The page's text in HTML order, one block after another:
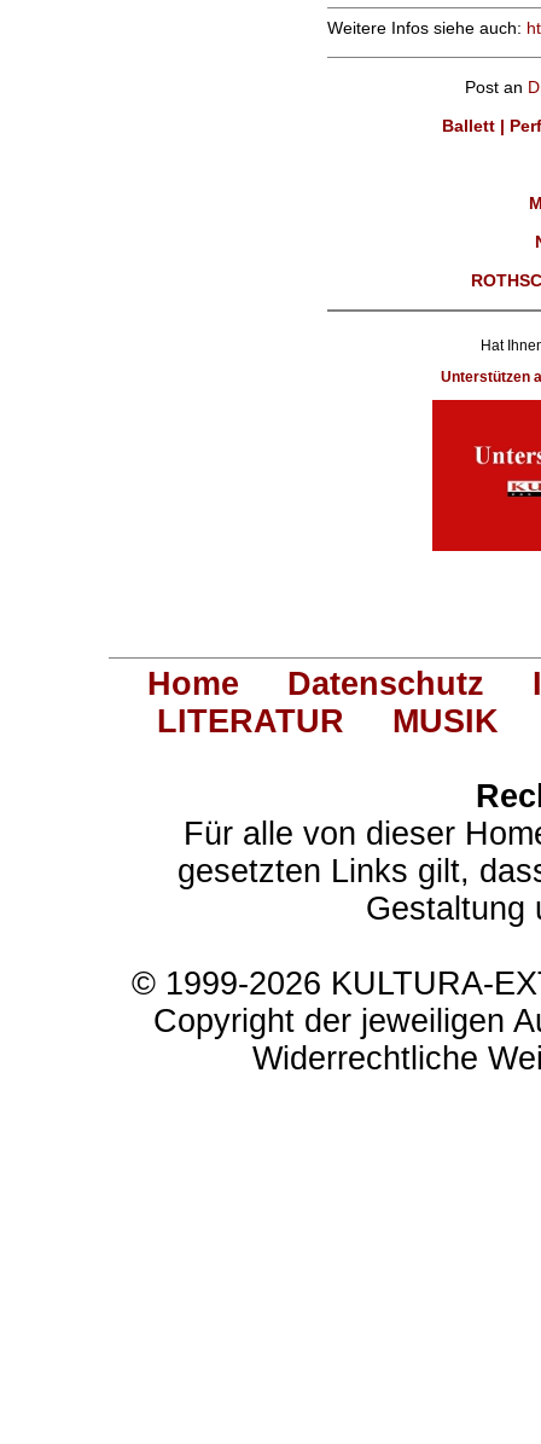
Weitere Infos siehe auch:
Post an
Ballett |
Hat
Unterstützen
Home Datenschutz
LITERATUR
MUSIK
Für alle von dieser
gesetzten Links gilt,
Gestaltung
© 1999-2026 KULTURA-
Copyright der jeweiligen
Widerrechtliche